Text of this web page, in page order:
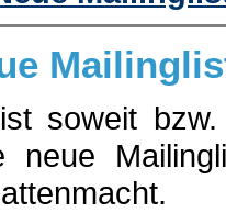
soweit
neue